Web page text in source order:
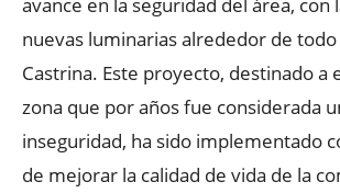
avance en la seguridad del área, con
nuevas luminarias alrededor de todo
Castrina. Este proyecto, destinado a
zona que por años fue considerada
inseguridad, ha sido implementado
de mejorar la calidad de vida de la